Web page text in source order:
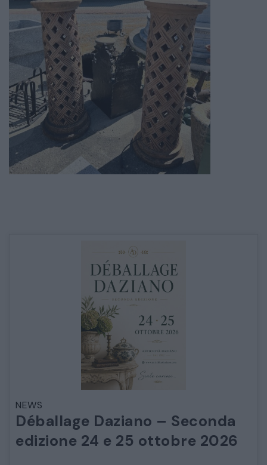
NEWS
Déballage Daziano – Seconda
edizione 24 e 25 ottobre 2026